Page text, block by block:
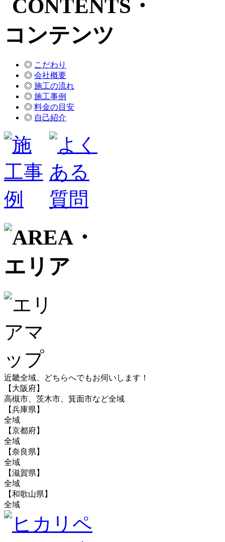
◎ こだわり
◎ 会社概要
◎ 施工の流れ
◎ 施工事例
◎ 料金の目安
◎ 自己紹介
近畿全域、どちらへでもお伺いします！
【大阪府】
高槻市、茨木市、箕面市など全域
【兵庫県】
全域
【京都府】
全域
【奈良県】
全域
【滋賀県】
全域
【和歌山県】
全域